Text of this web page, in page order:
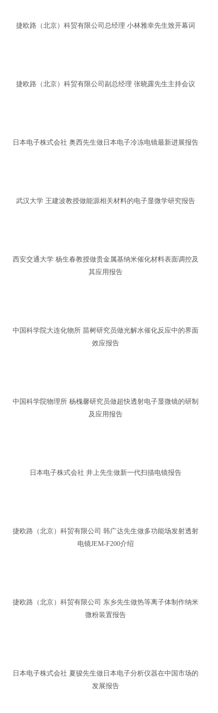
捷欧路（北京）科贸有限公司总经理 小林雅幸先生致开幕词
捷欧路（北京）科贸有限公司副总经理 张晓露先生主持会议
日本电子株式会社 奥西先生做日本电子冷冻电镜最新进展报告
武汉大学 王建波教授做能源相关材料的电子显微学研究报告
西安交通大学 杨生春教授做贵金属基纳米催化材料表面调控及
其应用报告
中国科学院大连化物所 苗树研究员做光解水催化反应中的界面
效应报告
中国科学院物理所 杨槐馨研究员做超快透射电子显微镜的研制
及应用报告
日本电子株式会社 井上先生做新一代扫描电镜报告
捷欧路（北京）科贸有限公司 韩广达先生做多功能场发射透射
电镜JEM-F200介绍
捷欧路（北京）科贸有限公司 东乡先生做热等离子体制作纳米
微粉装置报告
日本电子株式会社 夏骏先生做日本电子分析仪器在中国市场的
发展报告